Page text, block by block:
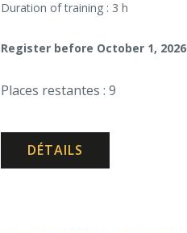
Duration of training : 3 h
Register before October 1, 2026
Places restantes : 9
DÉTAILS